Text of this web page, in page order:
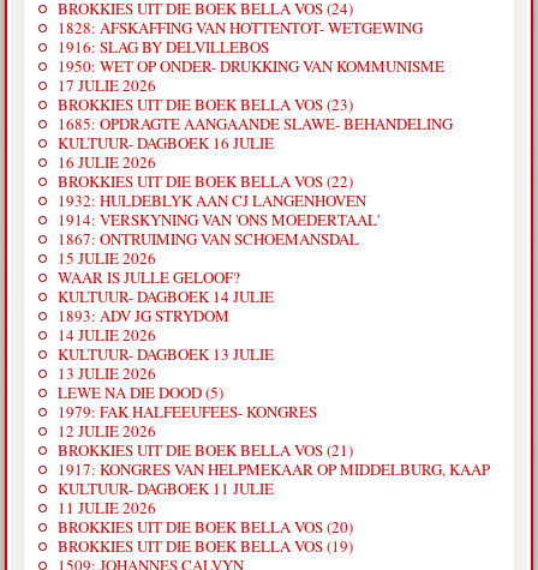
BROKKIES UIT DIE BOEK BELLA VOS (24)
1828: AFSKAFFING VAN HOTTENTOT- WETGEWING
1916: SLAG BY DELVILLEBOS
1950: WET OP ONDER- DRUKKING VAN KOMMUNISME
17 JULIE 2026
BROKKIES UIT DIE BOEK BELLA VOS (23)
1685: OPDRAGTE AANGAANDE SLAWE- BEHANDELING
KULTUUR- DAGBOEK 16 JULIE
16 JULIE 2026
BROKKIES UIT DIE BOEK BELLA VOS (22)
1932: HULDEBLYK AAN CJ LANGENHOVEN
1914: VERSKYNING VAN 'ONS MOEDERTAAL'
1867: ONTRUIMING VAN SCHOEMANSDAL
15 JULIE 2026
WAAR IS JULLE GELOOF?
KULTUUR- DAGBOEK 14 JULIE
1893: ADV JG STRYDOM
14 JULIE 2026
KULTUUR- DAGBOEK 13 JULIE
13 JULIE 2026
LEWE NA DIE DOOD (5)
1979: FAK HALFEEUFEES- KONGRES
12 JULIE 2026
BROKKIES UIT DIE BOEK BELLA VOS (21)
1917: KONGRES VAN HELPMEKAAR OP MIDDELBURG, KAAP
KULTUUR- DAGBOEK 11 JULIE
11 JULIE 2026
BROKKIES UIT DIE BOEK BELLA VOS (20)
BROKKIES UIT DIE BOEK BELLA VOS (19)